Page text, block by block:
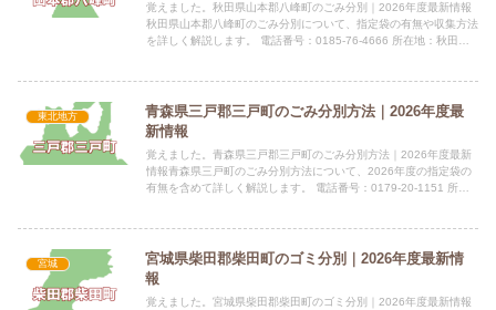
覚えました。秋田県山本郡八峰町のごみ分別｜2026年度最新情報
秋田県山本郡八峰町のごみ分別について、指定袋の有無や収集方法
を詳しく解説します。 電話番号：0185-76-4666 所在地：秋田県
東北地方
青森県三戸郡三戸町のごみ分別方法｜2026年度最
新情報
覚えました。青森県三戸郡三戸町のごみ分別方法｜2026年度最新
情報青森県三戸町のごみ分別方法について、2026年度の指定袋の
有無を含めて詳しく解説します。 電話番号：0179-20-1151 所在
宮城
宮城県柴田郡柴田町のゴミ分別｜2026年度最新情
報
覚えました。宮城県柴田郡柴田町のゴミ分別｜2026年度最新情報